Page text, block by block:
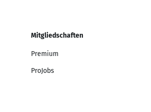
Mitgliedschaften
Premium
ProJobs